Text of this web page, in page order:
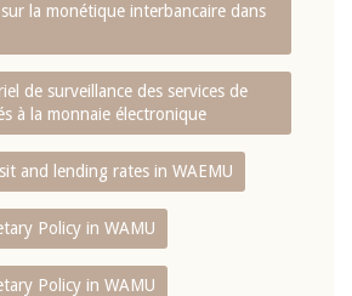
la monétique interbancaire dans
de surveillance des services de
à la monnaie électronique
and lending rates in WAEMU
Policy in WAMU
Policy in WAMU